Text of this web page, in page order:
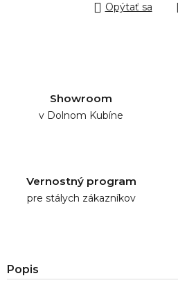
Opýtať sa
Showroom
v Dolnom Kubíne
Vernostný program
pre stálych zákazníkov
Popis